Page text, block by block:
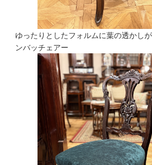
ゆったりとしたフォルムに葉の透かし
ンバッチェアー